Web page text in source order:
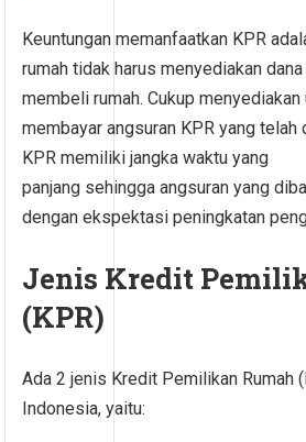
Keuntungan memanfaatkan KPR
rumah tidak harus menyediakan
membeli rumah. Cukup
membayar angsuran KPR yang telah
KPR memiliki jangka waktu yang
panjang sehingga angsuran yang
dengan ekspektasi peningkatan
Jenis Kredit
(KPR)
Ada 2 jenis Kredit Pemilikan Rumah
Indonesia, yaitu: